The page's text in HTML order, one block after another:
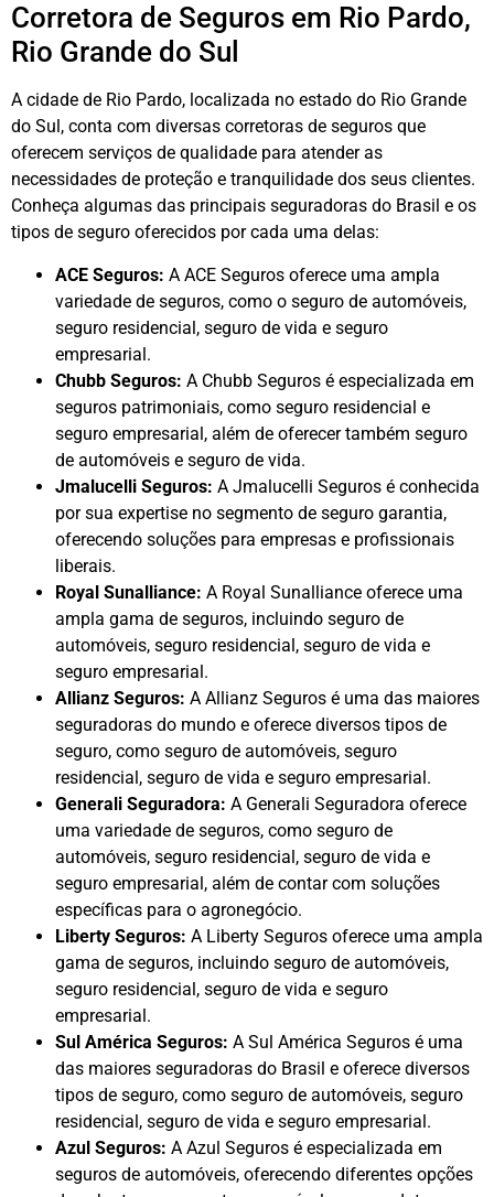
Corretora de Seguros em Rio Pardo,
Rio Grande do Sul
A cidade de Rio Pardo, localizada no estado do Rio Grande
do Sul, conta com diversas corretoras de seguros que
oferecem serviços de qualidade para atender as
necessidades de proteção e tranquilidade dos seus clientes.
Conheça algumas das principais seguradoras do Brasil e os
tipos de seguro oferecidos por cada uma delas:
ACE Seguros: A ACE Seguros oferece uma ampla
variedade de seguros, como o seguro de automóveis,
seguro residencial, seguro de vida e seguro
empresarial.
Chubb Seguros: A Chubb Seguros é especializada em
seguros patrimoniais, como seguro residencial e
seguro empresarial, além de oferecer também seguro
de automóveis e seguro de vida.
Jmalucelli Seguros: A Jmalucelli Seguros é conhecida
por sua expertise no segmento de seguro garantia,
oferecendo soluções para empresas e profissionais
liberais.
Royal Sunalliance: A Royal Sunalliance oferece uma
ampla gama de seguros, incluindo seguro de
automóveis, seguro residencial, seguro de vida e
seguro empresarial.
Allianz Seguros: A Allianz Seguros é uma das maiores
seguradoras do mundo e oferece diversos tipos de
seguro, como seguro de automóveis, seguro
residencial, seguro de vida e seguro empresarial.
Generali Seguradora: A Generali Seguradora oferece
uma variedade de seguros, como seguro de
automóveis, seguro residencial, seguro de vida e
seguro empresarial, além de contar com soluções
específicas para o agronegócio.
Liberty Seguros: A Liberty Seguros oferece uma ampla
gama de seguros, incluindo seguro de automóveis,
seguro residencial, seguro de vida e seguro
empresarial.
Sul América Seguros: A Sul América Seguros é uma
das maiores seguradoras do Brasil e oferece diversos
tipos de seguro, como seguro de automóveis, seguro
residencial, seguro de vida e seguro empresarial.
Azul Seguros: A Azul Seguros é especializada em
seguros de automóveis, oferecendo diferentes opções